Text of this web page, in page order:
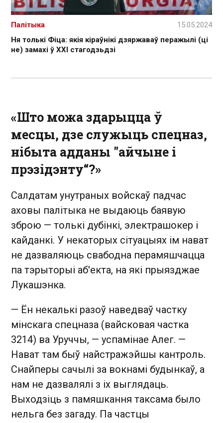
Ня толькі Фіца: якія кіраўнікі дзяржаваў перажылі (ці
не) замахі ў ХХІ стагодзьдзі
Палітыка 15.05.2024
«Што можа здарыцца ў
месцы, дзе служыць спецназ,
нібыта адданы "айчыне і
прэзідэнту“?»
Салдатам унутраных войскаў падчас
аховы палітыка не выдаюць баявую
зброю — толькі дубінкі, электрашокер і
кайданкі. У некаторых сітуацыях ім нават
не дазваляюць свабодна перамяшчацца
па тэрыторыі аб'екта, на які прыязджае
Лукашэнка.
— Ён некалькі разоў наведваў частку
мінскага спецназа (вайсковая частка
3214) ва Уруччы, — успамінае Алег. —
Нават там быў найстражэйшы кантроль.
Снайперы сачылі за вокнамі будынкаў, а
нам не дазвалялі з іх выглядаць.
Выходзіць з памяшкання таксама было
нельга без загаду. Па частцы